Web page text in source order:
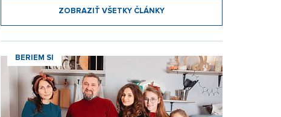
ZOBRAZIŤ VŠETKY ČLÁNKY
BERIEM SI